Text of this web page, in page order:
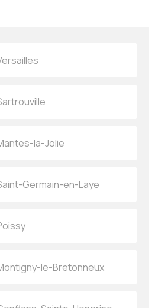
la-Jolie
Germain-en-Laye
le-Bretonneux